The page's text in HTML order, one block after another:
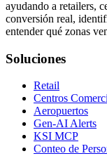
ayudando a retailers,
conversión real,
entender qué zonas
Soluciones
Retail
Centros
Aeropuertos
Gen-AI Alerts
KSI MCP
Conteo de